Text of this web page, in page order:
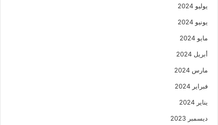
يوليو 2024
يونيو 2024
مايو 2024
أبريل 2024
مارس 2024
فبراير 2024
يناير 2024
ديسمبر 2023